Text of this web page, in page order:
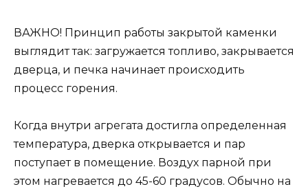
ВАЖНО! Принцип работы закрытой каменки
выглядит так: загружается топливо, закрывается
дверца, и печка начинает происходить
процесс горения.
Когда внутри агрегата достигла определенная
температура, дверка открывается и пар
поступает в помещение. Воздух парной при
этом нагревается до 45-60 градусов. Обычно на